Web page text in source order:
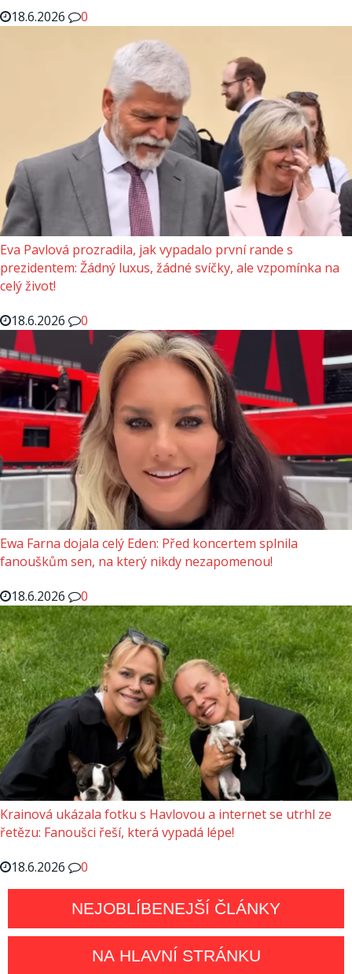
18.6.2026
0
Eva Pavlová prozradila, jak vypadalo první rande s
prezidentem: Žádný luxus, žádné svíčky, ale vzpomínka na
celý život!
18.6.2026
0
Ewa Farna dojala celý Eden: Před koncertem splnila
fanouškům sen, na který nikdy nezapomenou!
18.6.2026
0
Krainová ukázala fotku s Havlovou a internet se utrhl ze
řetězu: Fanoušci řeší, která vypadá lépe!
18.6.2026
0
NEJOBLÍBENEJŠÍ ČLÁNKY
NA HLAVNÍ STRÁNKU